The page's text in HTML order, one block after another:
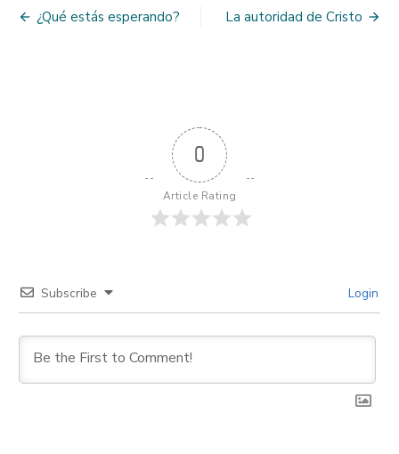
de
Post
¿Qué estás esperando? La autoridad de Cristo
0
Article Rating
Subscribe Login